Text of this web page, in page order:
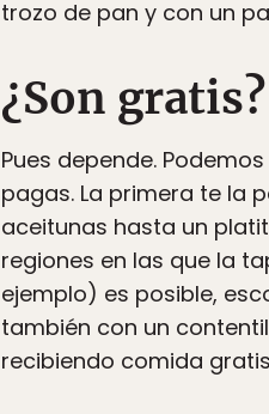
trozo de pan y con un
¿Son gratis?
Pues depende.
pagas. La primera te la
aceitunas hasta un
regiones en las que la
ejemplo) es posible,
también con un
recibiendo comida